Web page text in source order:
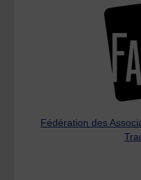
Fédération des